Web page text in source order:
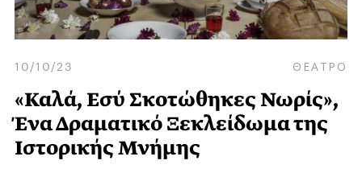
10/10/23 ΘΕΑΤΡΟ
«Καλά, Εσύ Σκοτώθηκες Νωρίς»,
Ένα Δραματικό Ξεκλείδωμα της
Ιστορικής Μνήμης